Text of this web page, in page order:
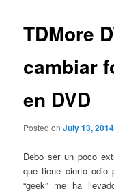
TDMore
cambiar
en DVD
Posted onJuly 13, 2014
Debo ser un poco
que tiene cierto odio
“geek” me ha